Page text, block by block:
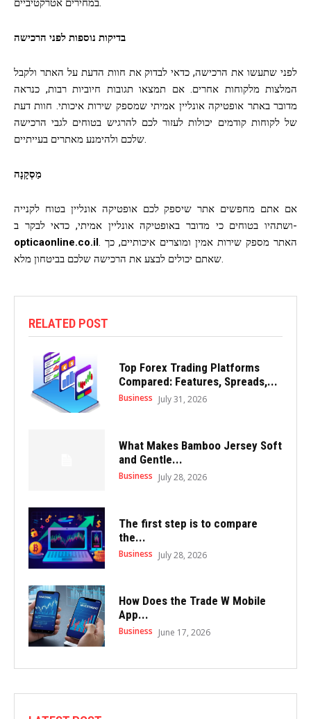
בדיקות נוספות לפני הרכישה
לפני שתעשו את הרכישה, כדאי לבדוק את חוות הדעת על האתר ולקבל
המלצות מלקוחות אחרים. אם תמצאו תגובות חיוביות רבות, כנראה
מדובר באתר אופטיקה אונליין אמיתי שמספק שירות איכותי. חוות דעת
של לקוחות קודמים יכולות לעזור לכם להרגיש בטוחים לגבי הרכישה
מַסְקָנָה
אם אתם מחפשים אתר שיספק לכם אופטיקה אונליין בטוח לקנייה
ושתהיו בטוחים כי מדובר באופטיקה אונליין אמיתי, כדאי לבקר ב-
opticaonline.co.il
RELATED POST
Top Forex Trading Platforms
Compared: Features, Spreads,...
Business July 31, 2026
What Makes Bamboo Jersey Soft
and Gentle...
Business July 28, 2026
The first step is to compare
the...
Business July 28, 2026
How Does the Trade W Mobile
App...
Business June 17, 2026